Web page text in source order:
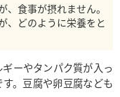
食事が摂れません。
、どのように栄養をと
ーやタンパク質が入っ
。豆腐や卵豆腐なども